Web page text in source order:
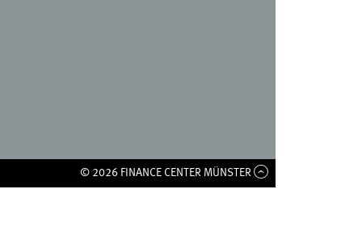
© 2026 FINANCE CENTER MÜNSTER